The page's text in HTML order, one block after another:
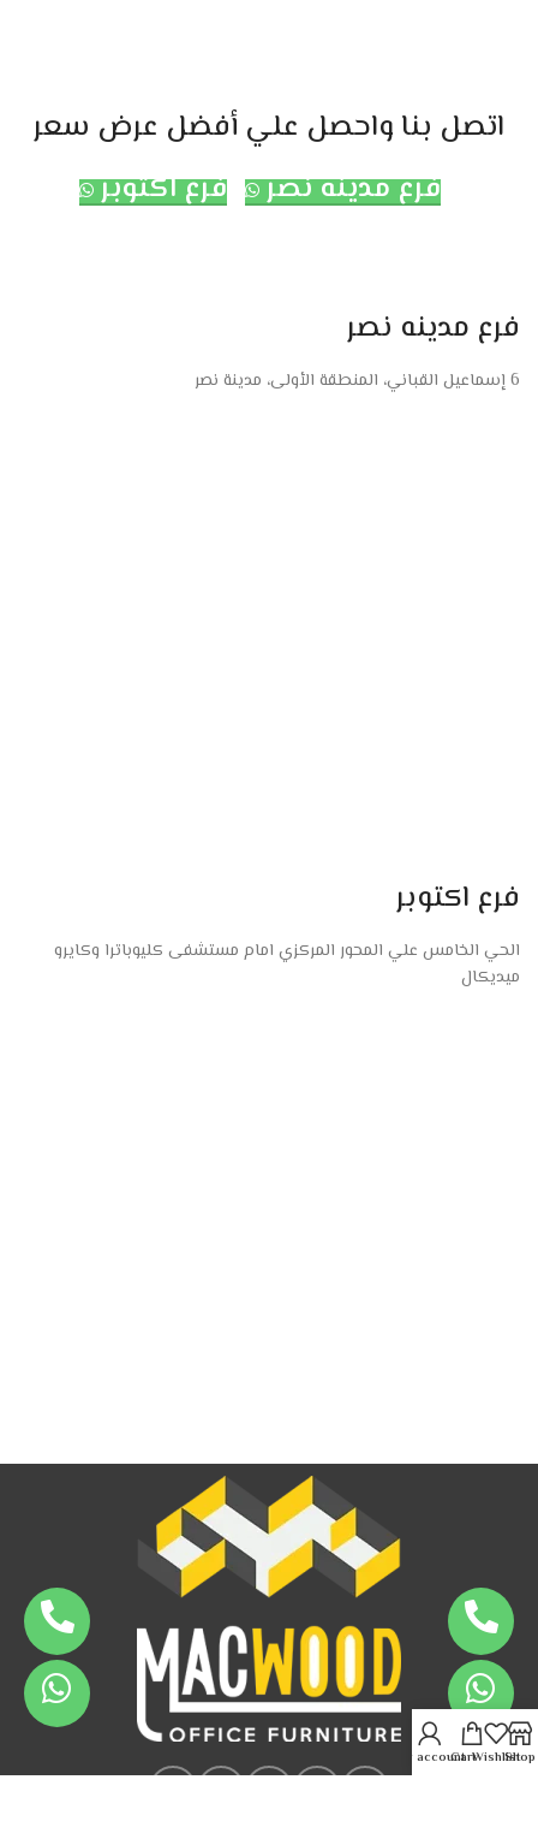
اتصل بنا واحصل علي أفضل عرض سعر
فرع مدينه نصر
فرع اكتوبر
فرع مدينه نصر
6 إسماعيل القباني، المنطقة الأولى، مدينة نصر
فرع اكتوبر
الحي الخامس علي المحور المركزي امام مستشفى كليوباترا وكايرو
ميديكال
Shop
Wishlist
Cart
My account